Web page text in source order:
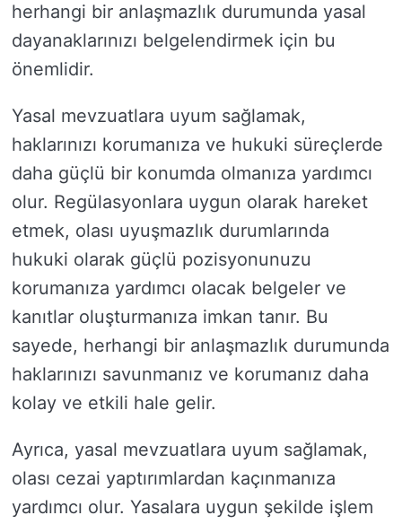
herhangi bir anlaşmazlık durumunda yasal
dayanaklarınızı belgelendirmek için bu
önemlidir.
Yasal mevzuatlara uyum sağlamak,
haklarınızı korumanıza ve hukuki süreçlerde
daha güçlü bir konumda olmanıza yardımcı
olur. Regülasyonlara uygun olarak hareket
etmek, olası uyuşmazlık durumlarında
hukuki olarak güçlü pozisyonunuzu
korumanıza yardımcı olacak belgeler ve
kanıtlar oluşturmanıza imkan tanır. Bu
sayede, herhangi bir anlaşmazlık durumunda
haklarınızı savunmanız ve korumanız daha
kolay ve etkili hale gelir.
Ayrıca, yasal mevzuatlara uyum sağlamak,
olası cezai yaptırımlardan kaçınmanıza
yardımcı olur. Yasalara uygun şekilde işlem